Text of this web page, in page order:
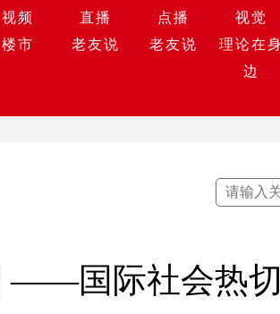
视频 直播 点播 视觉
楼市 老友说 老友说
理论在
边
——国际社会热